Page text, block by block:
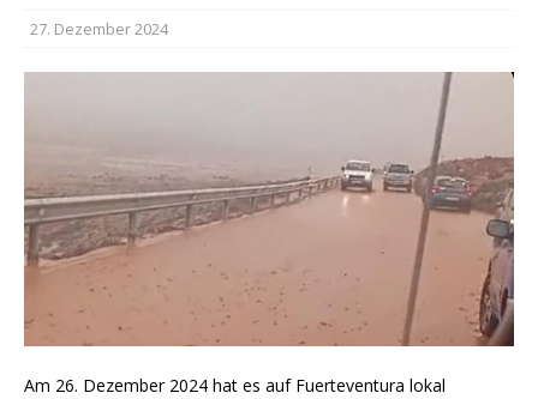
27. Dezember 2024
Am 26. Dezember 2024 hat es auf Fuerteventura lokal